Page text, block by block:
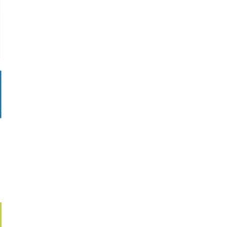
Scuola in chiaro
Erasmus+